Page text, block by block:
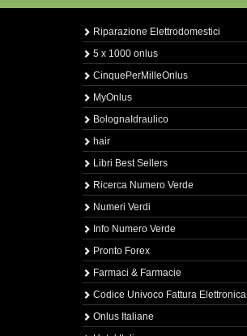
Riparazione Elettrodomestici
5 x 1000 onlus
CinquePerMilleOnlus
MyOnlus
BolognaIdraulico
hair
Libri Best Sellers
Ricerca Numero Verde
Numeri Verdi
Info Numero Verde
Pronto Forex
Farmaci & Farmacie
Codice Univoco Fattura Elettronica
Onlus Italiane